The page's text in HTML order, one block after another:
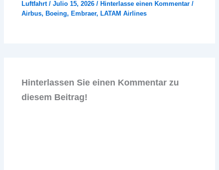
Luftfahrt/Julio 15, 2026/Hinterlasse einen Kommentar /
Airbus,Boeing,Embraer,LATAM Airlines
Hinterlassen Sie einen Kommentar zu
diesem Beitrag!